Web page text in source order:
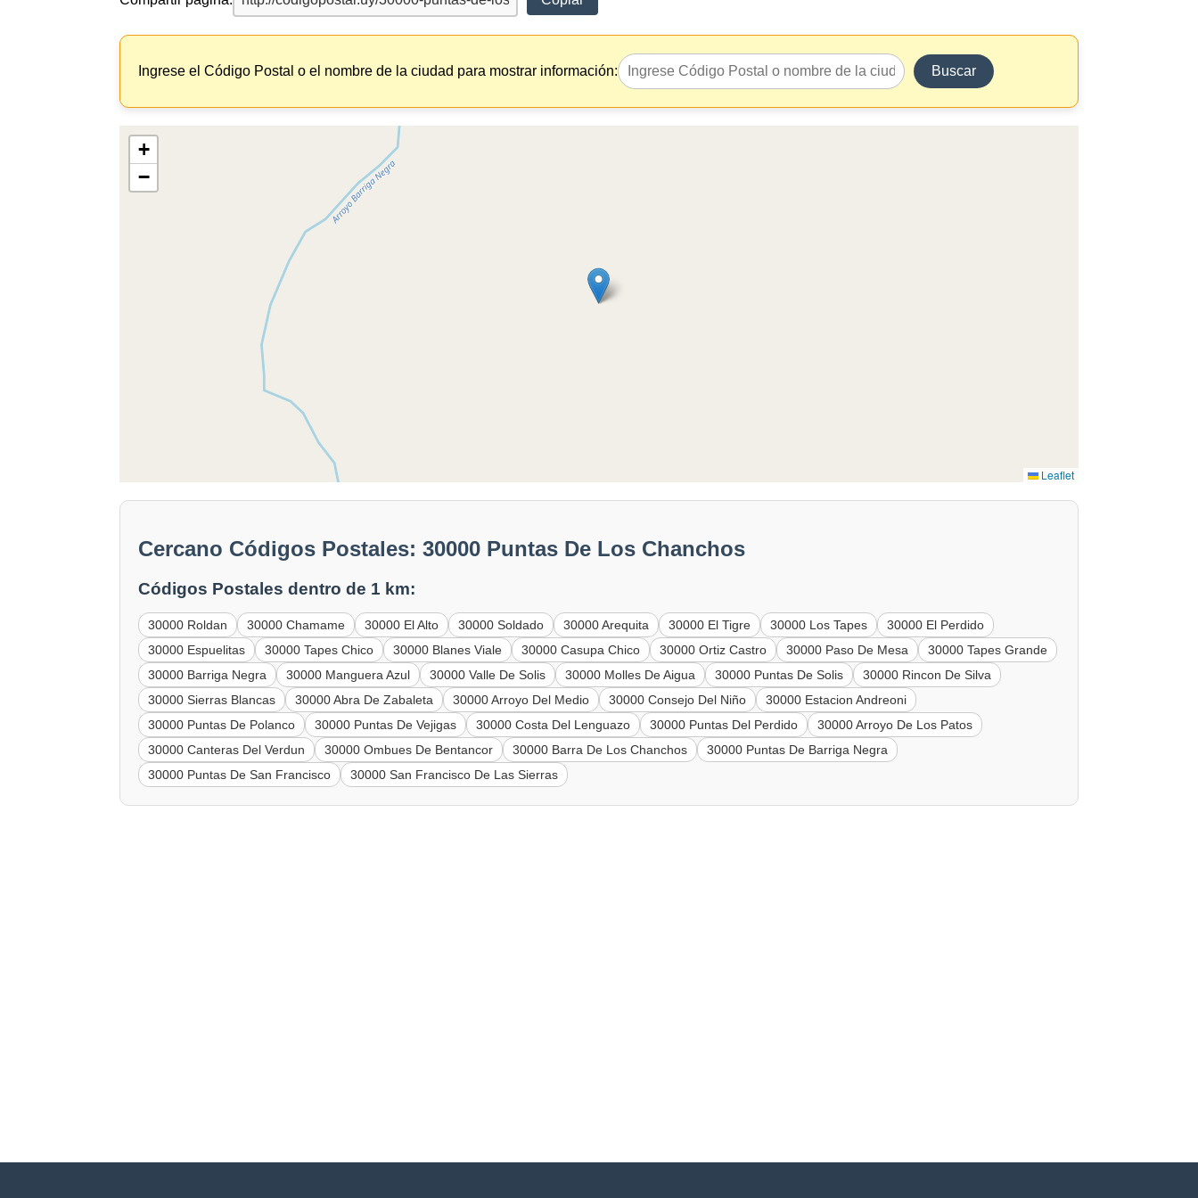
Ingrese el Código Postal o el nombre de la ciudad para mostrar información: Buscar
+
−
Leaflet
Cercano Códigos Postales: 30000 Puntas De Los Chanchos
Códigos Postales dentro de 1 km:
30000 Roldan 30000 Chamame 30000 El Alto 30000 Soldado 30000 Arequita 30000 El Tigre 30000 Los Tapes
30000 El Perdido
30000 Espuelitas
30000 Tapes Chico 30000 Blanes Viale 30000 Casupa Chico 30000 Ortiz Castro 30000 Paso De Mesa
30000 Tapes Grande
30000 Barriga Negra
30000 Manguera Azul 30000 Valle De Solis 30000 Molles De Aigua 30000 Puntas De Solis
30000 Rincon De Silva
30000 Sierras Blancas
30000 Abra De Zabaleta 30000 Arroyo Del Medio 30000 Consejo Del Niño
30000 Estacion Andreoni
30000 Puntas De Polanco
30000 Puntas De Vejigas 30000 Costa Del Lenguazo 30000 Puntas Del Perdido
30000 Arroyo De Los Patos
30000 Canteras Del Verdun
30000 Ombues De Bentancor 30000 Barra De Los Chanchos
30000 Puntas De Barriga Negra
30000 Puntas De San Francisco
30000 San Francisco De Las Sierras